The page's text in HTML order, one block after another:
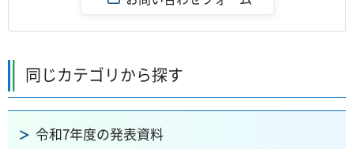
同じカテゴリから探す
令和7年度の発表資料